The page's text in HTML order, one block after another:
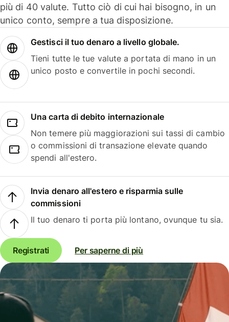
più di 40 valute. Tutto ciò di cui hai bisogno, in un
unico conto, sempre a tua disposizione.
Gestisci il tuo denaro a livello globale.
Tieni tutte le tue valute a portata di mano in un
unico posto e convertile in pochi secondi.
Una carta di debito internazionale
Non temere più maggiorazioni sui tassi di cambio
o commissioni di transazione elevate quando
spendi all'estero.
Invia denaro all'estero e risparmia sulle
commissioni
Il tuo denaro ti porta più lontano, ovunque tu sia.
Registrati Per saperne di più